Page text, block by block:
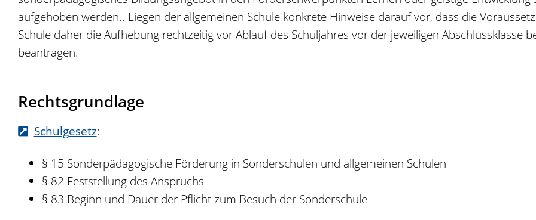
aufgehoben werden.. Liegen der allgemeinen Schule konkrete Hinweise darauf vor, dass die
Schule daher die Aufhebung rechtzeitig vor Ablauf des Schuljahres vor der jeweiligen Abschlussklasse
beantragen.
Rechtsgrundlage
Schulgesetz:
§ 15 Sonderpädagogische Förderung in Sonderschulen und allgemeinen Schulen
§ 82 Feststellung des Anspruchs
§ 83 Beginn und Dauer der Pflicht zum Besuch der Sonderschule